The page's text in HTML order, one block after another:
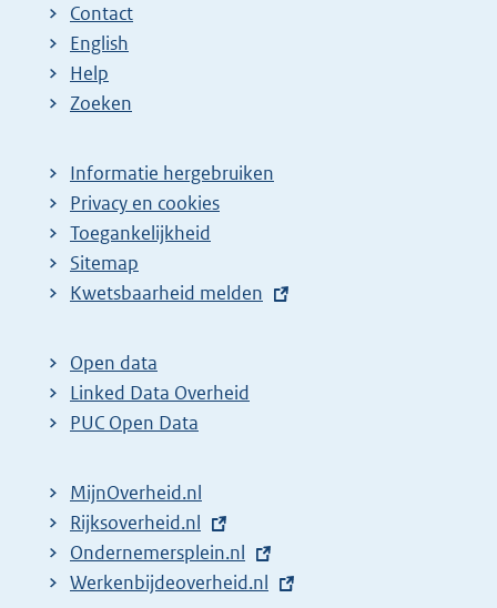
Contact
English
Help
Zoeken
Informatie hergebruiken
Privacy en cookies
Toegankelijkheid
Sitemap
E
t
e
r
l
i
n
k
Kwetsbaarheid melden
Open data
Linked Data Overheid
PUC Open Data
MijnOverheid.nl
E
x
t
Rijksoverheid.nl
E
x
Ondernemersplein.nl
E
Werkenbijdeoverheid.nl